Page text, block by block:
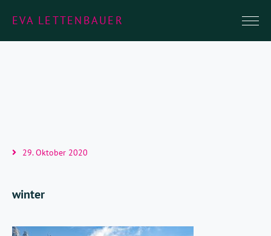
EVA LETTENBAUER
29. Oktober 2020
winter